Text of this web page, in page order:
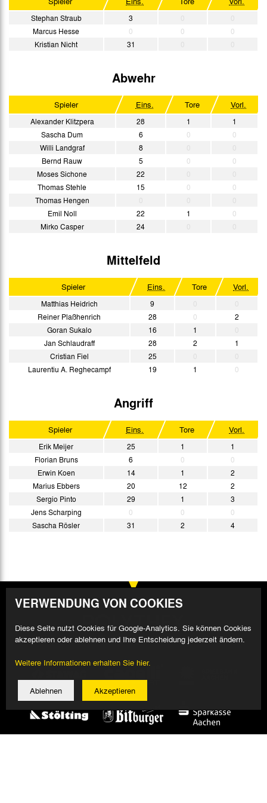
Stephan Straub 3
Marcus Hesse
0 0
0
Kristian Nicht
31
Abwehr
Spieler Eins. Tore Vorl.
Alexander Klitzpera 28 1
1
Sascha Dum
6 0
0
Willi Landgraf
8
Bernd Rauw
5 0
0
Moses Sichone
22
Thomas Stehle
15 0
0
Thomas Hengen
Emil Noll
22 1
0
Mirko Casper
24
Mittelfeld
Spieler Eins. Tore Vorl.
Matthias Heidrich 9
Reiner Plaßhenrich
28 0
2
Goran Sukalo
16 1
Jan Schlaudraff
28 2
1
Cristian Fiel
25
Laurentiu A. Reghecampf
19 1 0
Angriff
Spieler Eins. Tore Vorl.
Erik Meijer 25 1
1
Florian Bruns
6 0
0
Erwin Koen
14 1
2
Marius Ebbers
20 12
2
Sergio Pinto
29 1
3
Jens Scharping
0 0
0
Sascha Rösler
31 2 4
VERWENDUNG VON COOKIES
Diese Seite nutzt Cookies für Google-Analytics. Sie können Cookies
akzeptieren oder ablehnen und Ihre Entscheidung jederzeit ändern.
Weitere Informationen erhalten Sie hier.
Ablehnen Akzeptieren